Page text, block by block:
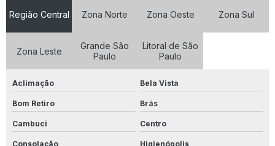
Limpa Aluminio 500ml
Limpa Alumínio 5l
Limpa Aluminio Atacado
Região Central Zona Norte Zona Oeste Zona Sul
Zona Leste
Grande São
Paulo
Litoral de São
Paulo
Aclimação Bela Vista
Bom Retiro Brás
Cambuci Centro
Consolação Higienópolis